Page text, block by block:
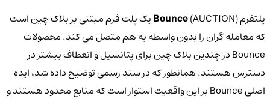
پلتفرم Bounce(AUCTION) یک پلت فرم مبتنی بر بلاک چین است
که معامله گران را بدون واسطه به هم متصل می کند. محصولات
Bounce در چندین بلاک چین برای پتانسیل و انعطاف بیشتر در
دسترس هستند. همانطور که در سند رسمی توضیح داده شد، ایده
اصلی Bounce بر این واقعیت استوار است که منابع محدود هستند و